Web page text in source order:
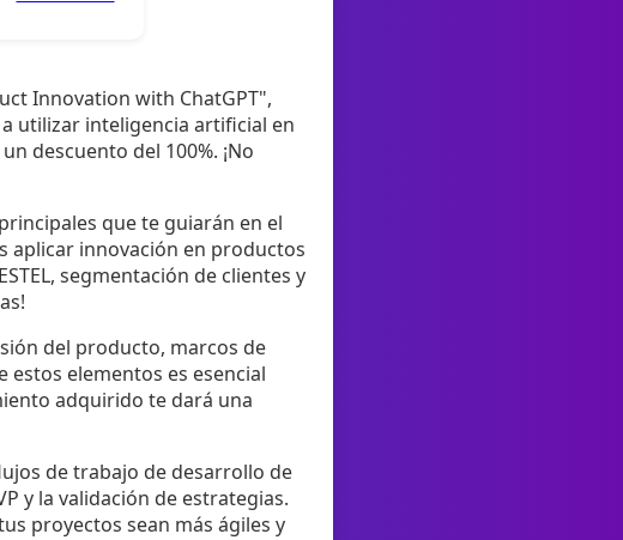
Innovation with ChatGPT",
utilizar inteligencia artificial en
descuento del 100%. ¡No
que te guiarán en el
aplicar innovación en productos
segmentación de clientes y
del producto, marcos de
estos elementos es esencial
adquirido te dará una
de trabajo de desarrollo de
y la validación de estrategias.
proyectos sean más ágiles y